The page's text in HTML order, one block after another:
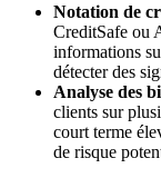
Notation de
CreditSafe ou
informations
détecter des
Analyse des
clients sur
court terme
de risque